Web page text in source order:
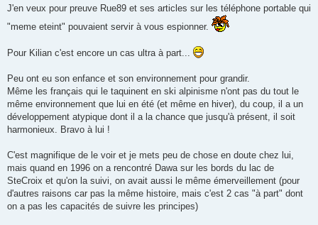
u
J'en veux pour preuve Rue89 et ses articles sur les téléphone portable qui
"meme eteint" pouvaient servir à vous espionner.
Pour Kilian c'est encore un cas ultra à part...
Peu ont eu son enfance et son environnement pour grandir.
Même les français qui le taquinent en ski alpinisme n'ont pas du tout le
même environnement que lui en été (et même en hiver), du coup, il a un
développement atypique dont il a la chance que jusqu'à présent, il soit
harmonieux. Bravo à lui !
C'est magnifique de le voir et je mets peu de chose en doute chez lui,
mais quand en 1996 on a rencontré Dawa sur les bords du lac de
SteCroix et qu'on la suivi, on avait aussi le même émerveillement (pour
d'autres raisons car pas la même histoire, mais c'est 2 cas "à part" dont
on a pas les capacités de suivre les principes)